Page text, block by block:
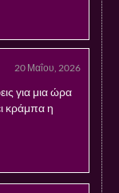
20 Μαΐου, 2026
για μια ώρα
κράμπα η